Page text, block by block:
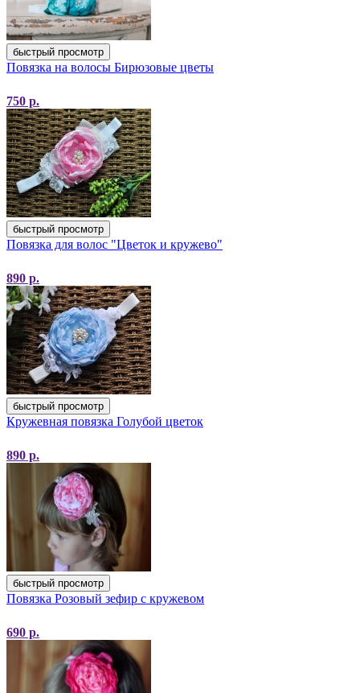
быстрый просмотр
Повязка на волосы Бирюзовые цветы
750 р.
быстрый просмотр
Повязка для волос "Цветок и кружево"
890 р.
быстрый просмотр
Кружевная повязка Голубой цветок
890 р.
быстрый просмотр
Повязка Розовый зефир с кружевом
690 р.